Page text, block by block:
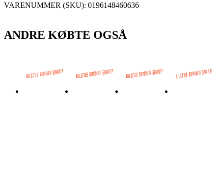
VARENUMMER (SKU): 0196148460636
ANDRE KØBTE OGSÅ